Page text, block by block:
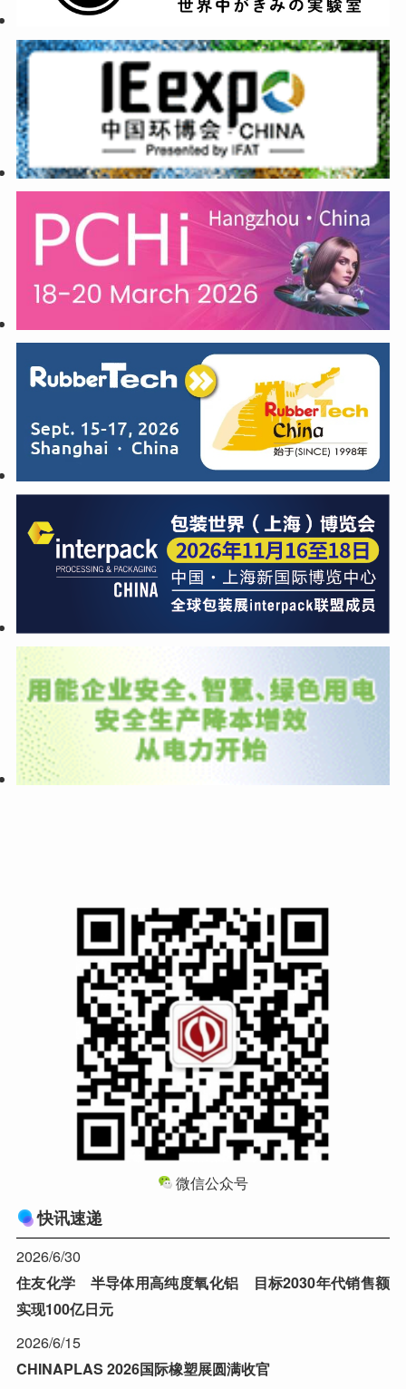
微信公众号
快讯速递
2026/6/30
住友化学 半导体用高纯度氧化铝 目标2030年代销售额
实现100亿日元
2026/6/15
CHINAPLAS 2026国际橡塑展圆满收官